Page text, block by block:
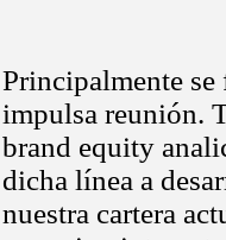
Principalmente se
impulsa reunión.
brand equity
dicha línea a
nuestra cartera